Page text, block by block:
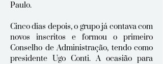
Paulo.
Cinco dias depois, o grupo já contava com
novos inscritos e formou o primeiro
Conselho de Administração, tendo como
presidente Ugo Conti. A ocasião para